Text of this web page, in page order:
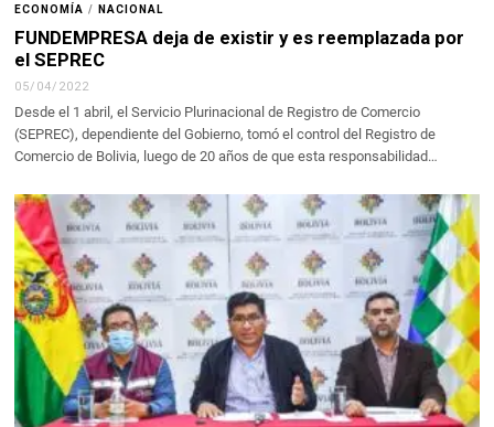
ECONOMÍA / NACIONAL
FUNDEMPRESA deja de existir y es reemplazada por
el SEPREC
05/04/2022
Desde el 1 abril, el Servicio Plurinacional de Registro de Comercio
(SEPREC), dependiente del Gobierno, tomó el control del Registro de
Comercio de Bolivia, luego de 20 años de que esta responsabilidad…